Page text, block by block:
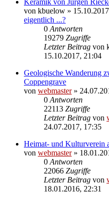
von kbuelow »
eigentlich ...?
0 Antworten
19279 Zugriffe
Letzter Beitrag von
15.10.2017, 21:04
Geologische Wanderung
Coppengrave
von webmaster»
0 Antworten
22113 Zugriffe
Letzter Beitrag von
24.07.2017, 17:35
Heimat- und Kulturverein
von webmaster»
0 Antworten
22066 Zugriffe
Letzter Beitrag von
18.01.2016, 22:31